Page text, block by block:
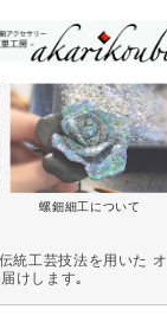
螺鈿細工について
統工芸技法を用いた
届けします｡